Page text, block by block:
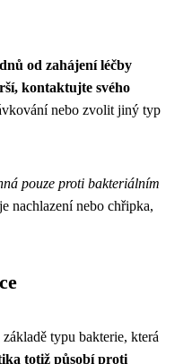
od zahájení léčby
kontaktujte svého
nebo zvolit jiný typ
pouze proti bakteriálním
nachlazení nebo chřipka,
typu bakterie, která
totiž působí proti